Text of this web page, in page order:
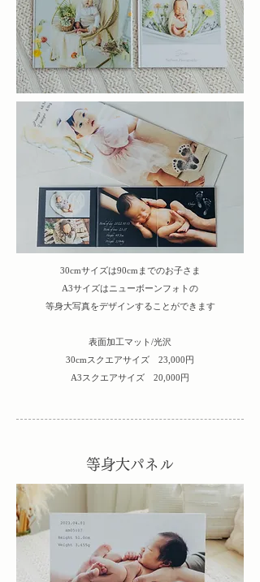
30cmサイズは90cmまでのお子さま
A3サイズはニューボーンフォトの
​等身大写真をデザインすることができます
表面加工マット/光沢​
30cmスクエアサイズ 23,000円
A3スクエアサイズ 20,000円
等身大パネル